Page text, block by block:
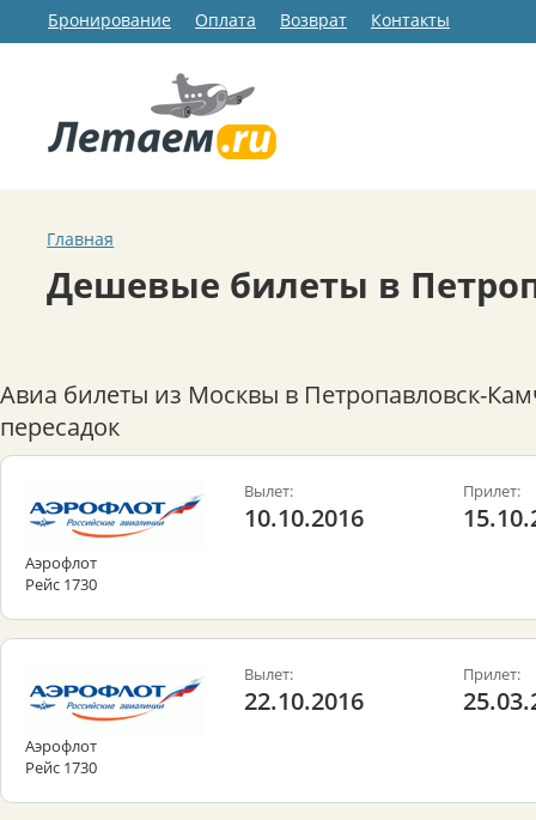
Бронирование Оплата Возврат Контакты
Главная
Дешевые билеты в
Авиа билеты из Москвы в Петропавловск-
пересадок
Аэрофлот
Рейс 1730
Вылет:
10.10.2016
Прилет:
Аэрофлот
Рейс 1730
Вылет:
22.10.2016
Прилет: